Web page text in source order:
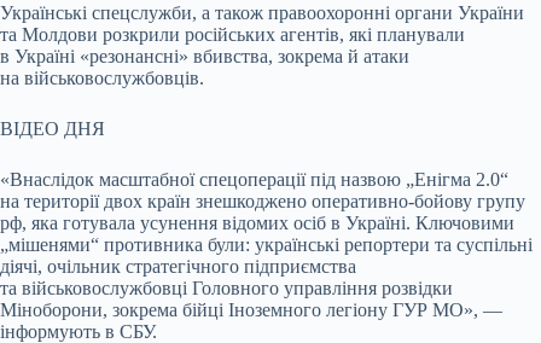
Українські спецслужби, а також правоохоронні органи України
та Молдови розкрили російських агентів, які планували
в Україні «резонансні» вбивства, зокрема й атаки
на військовослужбовців.
ВІДЕО ДНЯ
«Внаслідок масштабної спецоперації під назвою „Енігма 2.0“
на території двох країн знешкоджено оперативно-бойову групу
рф, яка готувала усунення відомих осіб в Україні. Ключовими
„мішенями“ противника були: українські репортери та суспільні
діячі, очільник стратегічного підприємства
та військовослужбовці Головного управління розвідки
Міноборони, зокрема бійці Іноземного легіону ГУР МО», —
інформують в СБУ.